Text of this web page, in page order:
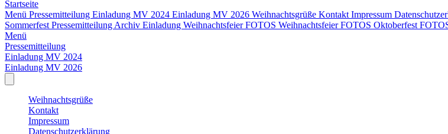
Startseite
Menü Pressemitteilung Einladung MV 2024 Einladung MV 2026 Weihnachtsgrüße Kontakt Impressum
Sommerfest Pressemitteilung Archiv Einladung WeihnachtsfeierFOTOS WeihnachtsfeierFOTOS Oktoberfest
Menü
Pressemitteilung
Einladung MV 2024
Einladung MV 2026
Weihnachtsgrüße
Kontakt
Impressum
Datenschutzerklärung